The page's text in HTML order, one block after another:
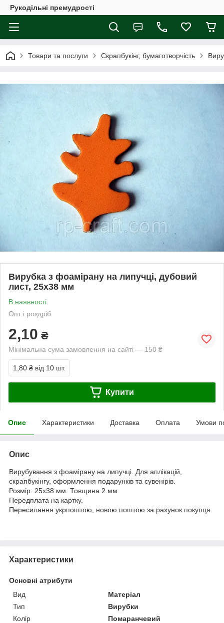
Рукодільні премудрості
Товари та послуги Скрапбукінг, бумаготворчість
Вирубка з фоамірану на липучці, дубовий
лист, 25х38 мм
В наявності
Опт і роздріб
2,10 ₴
Мінімальна сума замовлення на сайті — 150 ₴
1,80 ₴ від 10 шт.
Купити
Опис Характеристики Доставка Оплата Умови
Опис
Вирубування з фоамірану на липучці. Для аплікацій,
скрапбукінгу, оформлення подарунків та сувенірів.
Розмір: 25х38 мм. Товщина 2 мм
Передплата на картку.
Пересилання укрпоштою, новою поштою за рахунок покупця.
Характеристики
Основні атрибути
Вид
Матеріал
Тип
Вирубки
Колір
Помаранчевий